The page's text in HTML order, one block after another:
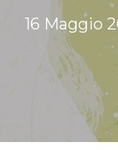
16 Maggio